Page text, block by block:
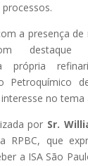
a presença de
própria
Petroquímico
no tema
por Sr.
RPBC, que
a ISA São